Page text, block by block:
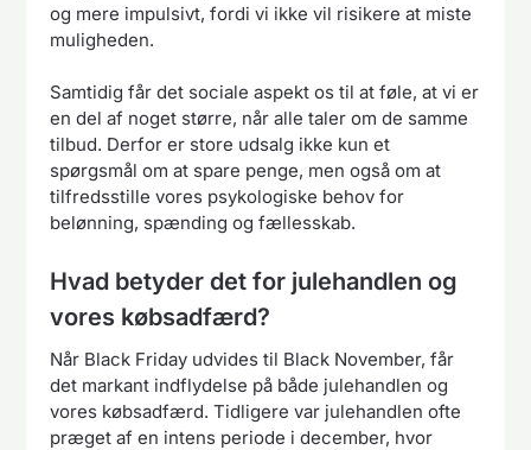
og mere impulsivt, fordi vi ikke vil risikere at miste
muligheden.
Samtidig får det sociale aspekt os til at føle, at vi er
en del af noget større, når alle taler om de samme
tilbud. Derfor er store udsalg ikke kun et
spørgsmål om at spare penge, men også om at
tilfredsstille vores psykologiske behov for
belønning, spænding og fællesskab.
Hvad betyder det for julehandlen og
vores købsadfærd?
Når Black Friday udvides til Black November, får
det markant indflydelse på både julehandlen og
vores købsadfærd. Tidligere var julehandlen ofte
præget af en intens periode i december, hvor